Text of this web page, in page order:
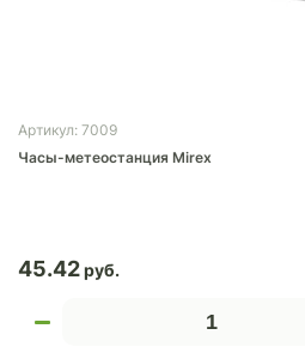
Артикул: 7009
Часы-метеостанция Mirex
45.42